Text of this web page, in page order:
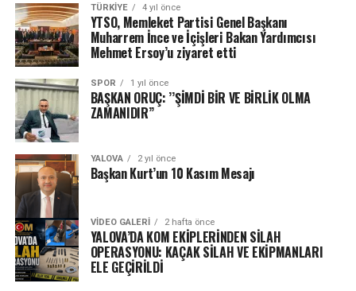
TÜRKIYE 4 yıl önce
YTSO, Memleket Partisi Genel Başkanı
Muharrem İnce ve İçişleri Bakan Yardımcısı
Mehmet Ersoy’u ziyaret etti
SPOR 1 yıl önce
BAŞKAN ORUÇ: ’’ŞİMDİ BİR VE BİRLİK OLMA
ZAMANIDIR’’
YALOVA 2 yıl önce
Başkan Kurt’un 10 Kasım Mesajı
VIDEO GALERI 2 hafta önce
YALOVA’DA KOM EKİPLERİNDEN SİLAH
OPERASYONU: KAÇAK SİLAH VE EKİPMANLARI
ELE GEÇİRİLDİ